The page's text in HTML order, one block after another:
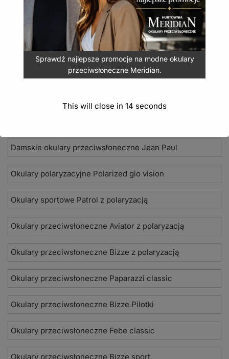
DODAJ DO KOSZYKA
Damskie okulary przeciwsłoneczne Jean Paul
Okulary polaryzacyjne Polarized gio vision
Okulary sportowe Patrol z polaryzacją
Okulary przeciwsłoneczne Aviator z polaryzacją
Okulary przeciwsłoneczne Bizze z polaryzacją
Okulary przeciwsłoneczne Paparazzi classic
Okulary przeciwsłoneczne Bizze Pilotki
Okulary przeciwsłoneczne Febe classic
Okulary przeciwsłoneczne Bizze sport
Sprawdź najlepsze promocje na modne okulary
przeciwsłoneczne Meridian.
This will close in 14 seconds